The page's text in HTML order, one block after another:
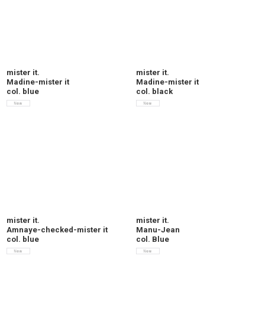
mister it.
Madine-mister it
col. blue
mister it.
Madine-mister it
col. black
mister it.
Amnaye-checked-mister it
col. blue
mister it.
Manu-Jean
col. Blue